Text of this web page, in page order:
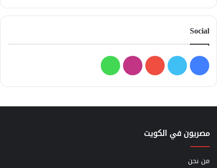
Social
فيسبوك
تويتر يوتيوبانستقرامواتساب
مصريون في الكويت
من نحن